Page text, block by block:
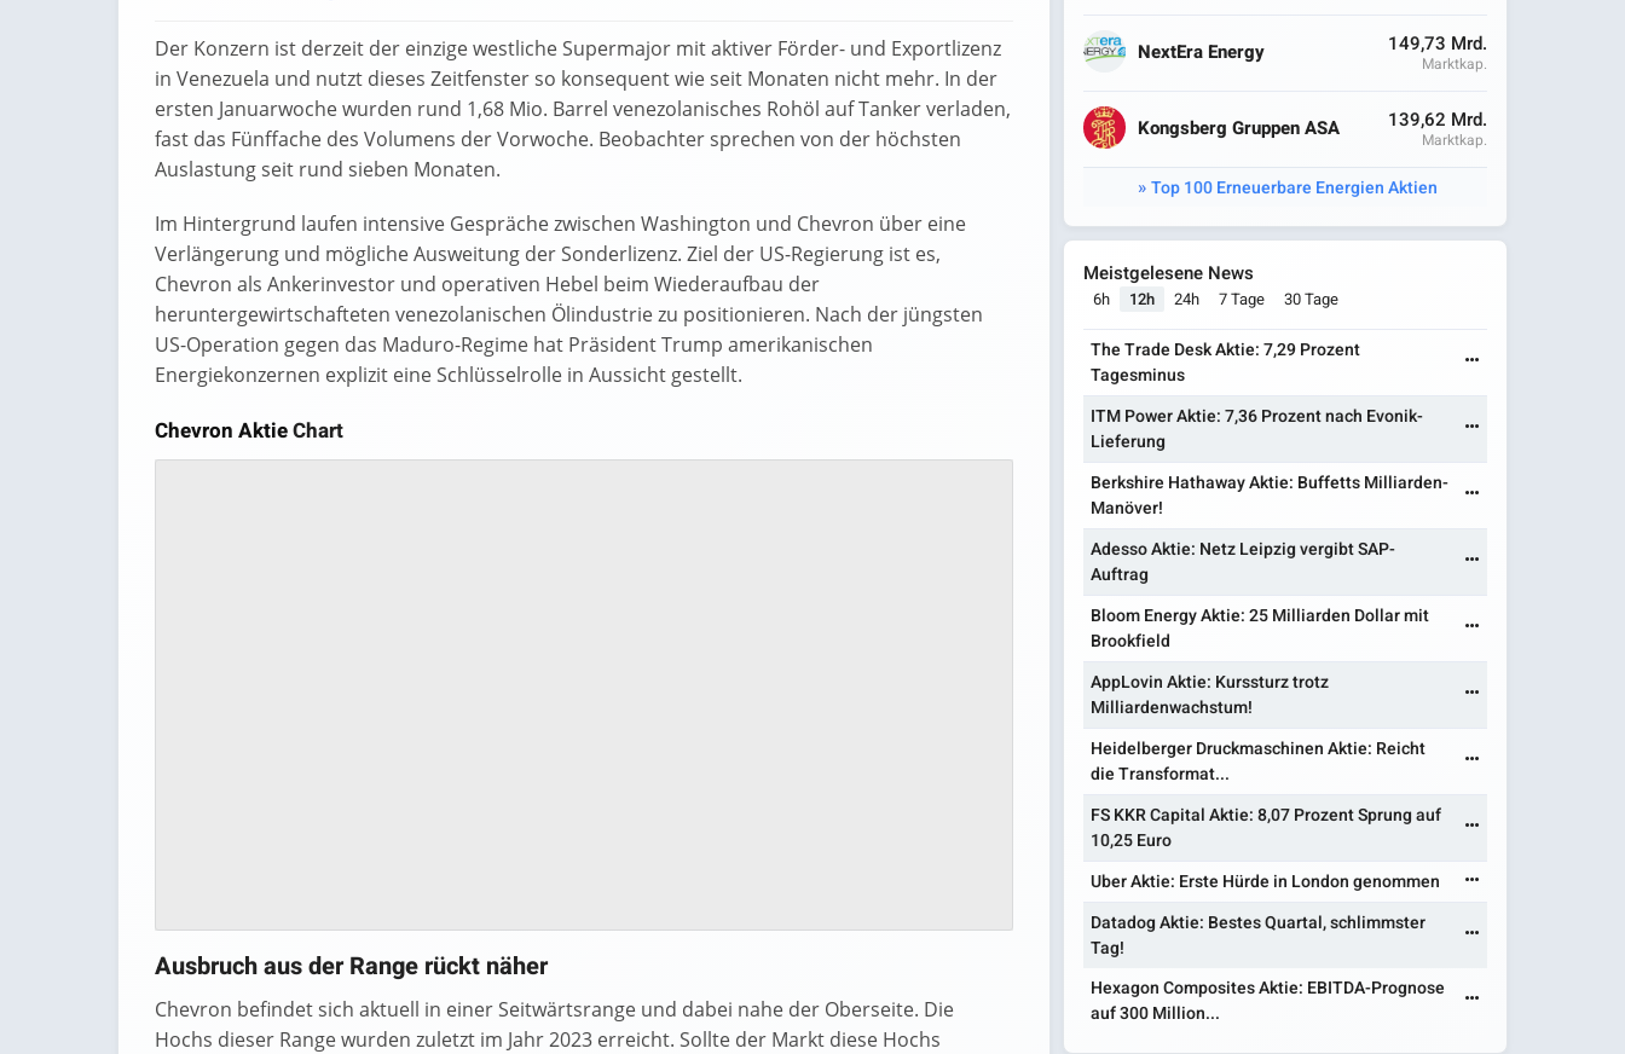
Der Konzern ist derzeit der einzige westliche Supermajor mit aktiver Förder- und Exportlizenz
in Venezuela und nutzt dieses Zeitfenster so konsequent wie seit Monaten nicht mehr. In der
ersten Januarwoche wurden rund 1,68 Mio. Barrel venezolanisches Rohöl auf Tanker verladen,
fast das Fünffache des Volumens der Vorwoche. Beobachter sprechen von der höchsten
Auslastung seit rund sieben Monaten.
Im Hintergrund laufen intensive Gespräche zwischen Washington und Chevron über eine
Verlängerung und mögliche Ausweitung der Sonderlizenz. Ziel der US-Regierung ist es,
Chevron als Ankerinvestor und operativen Hebel beim Wiederaufbau der
heruntergewirtschafteten venezolanischen Ölindustrie zu positionieren. Nach der jüngsten
US-Operation gegen das Maduro-Regime hat Präsident Trump amerikanischen
Energiekonzernen explizit eine Schlüsselrolle in Aussicht gestellt.
Chevron AktieChart
Ausbruch aus der Range rückt näher
Chevron befindet sich aktuell in einer Seitwärtsrange und dabei nahe der Oberseite. Die
Hochs dieser Range wurden zuletzt im Jahr 2023 erreicht. Sollte der Markt diese Hochs
NextEra Energy 149,73 Mrd.
Marktkap.
Kongsberg Gruppen ASA 139,62 Mrd.
Marktkap.
Top 100 Erneuerbare Energien Aktien
Meistgelesene News
6h 12h 24h 7 Tage 30 Tage
The Trade Desk Aktie: 7,29 Prozent
Tagesminus
ITM Power Aktie: 7,36 Prozent nach Evonik-
Lieferung
Berkshire Hathaway Aktie: Buffetts Milliarden-
Manöver!
Adesso Aktie: Netz Leipzig vergibt SAP-
Auftrag
Bloom Energy Aktie: 25 Milliarden Dollar mit
Brookfield
AppLovin Aktie: Kurssturz trotz
Milliardenwachstum!
Heidelberger Druckmaschinen Aktie: Reicht
die Transformat...
FS KKR Capital Aktie: 8,07 Prozent Sprung auf
10,25 Euro
Uber Aktie: Erste Hürde in London genommen
Datadog Aktie: Bestes Quartal, schlimmster
Tag!
Hexagon Composites Aktie: EBITDA-Prognose
auf 300 Million...